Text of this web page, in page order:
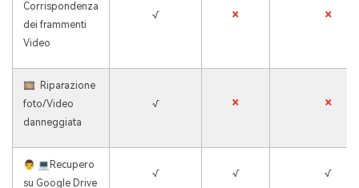
Corrispondenza
dei frammenti
Video
√ × ×
🎞 ️ Riparazione
foto/Video
danneggiata
√ × ×
👨 💻 Recupero
su Google Drive
√ √ √